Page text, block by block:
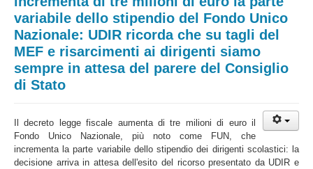
variabile dello stipendio del Fondo Unico
Nazionale: UDIR ricorda che su tagli del
MEF e risarcimenti ai dirigenti siamo
sempre in attesa del parere del Consiglio
di Stato
Il decreto legge fiscale aumenta di tre milioni di euro il
Fondo Unico Nazionale, più noto come FUN, che
incrementa la parte variabile dello stipendio dei dirigenti scolastici: la
decisione arriva in attesa dell'esito del ricorso presentato da UDIR e